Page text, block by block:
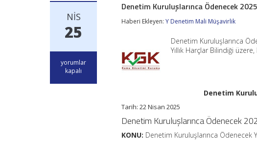
NIS
25
Denetim
Kuruluşlarınca
yorumlar
kapalı
Denetim Kuruluşlarınca Ödenecek 2025
Haberi Ekleyen:Y Denetim Mali Müşavirlik
Denetim Kuruluşlarınca
Yıllık Harçlar Bilindiği
Denetim
Tarih: 22 Nisan 2025
Denetim Kuruluşlarınca Ödenecek
KONU: Denetim Kuruluşlarınca Ödenecek